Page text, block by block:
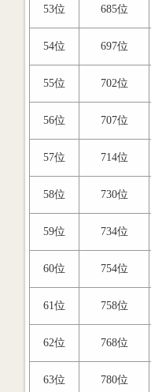
53位 685位
54位 697位
55位 702位
56位 707位
57位 714位
58位 730位
59位 734位
60位 754位
61位 758位
62位 768位
63位 780位